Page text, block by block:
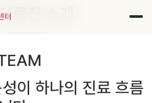
료진 소개
이 하나의 진료 흐름